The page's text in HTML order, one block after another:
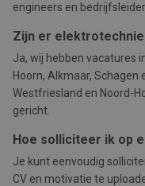
engineers en
Zijn er
Ja, wij hebben vacatures
Hoorn, Alkmaar, Schagen
Westfriesland en Noord-
gericht.
Hoe solliciteer ik op
Je kunt eenvoudig
CV en motivatie te